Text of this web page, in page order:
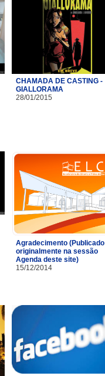
CHAMADA DE CASTING -
GIALLORAMA
28/01/2015
Agradecimento (Publicado
originalmente na sessão
Agenda deste site)
15/12/2014